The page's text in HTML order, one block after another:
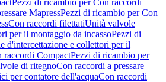
Pezzi di ricambio per Con raccordi
MapressPezzi di ricambio per Con
Con raccordi filettatiUnità valvole
per il montaggio da incassoPezzi di
d'intercettazione e collettori per il
raccordi CompactPezzi di ricambio per
di ritegnoCon raccordi a pressare
per contatore dell'acquaCon raccordi